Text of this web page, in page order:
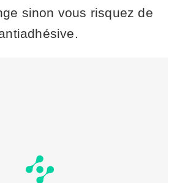
sinon vous risquez de